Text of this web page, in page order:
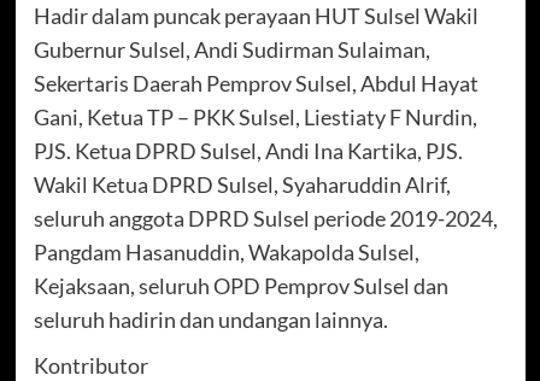
Hadir dalam puncak perayaan HUT Sulsel Wakil
Gubernur Sulsel, Andi Sudirman Sulaiman,
Sekertaris Daerah Pemprov Sulsel, Abdul Hayat
Gani, Ketua TP – PKK Sulsel, Liestiaty F Nurdin,
PJS. Ketua DPRD Sulsel, Andi Ina Kartika, PJS.
Wakil Ketua DPRD Sulsel, Syaharuddin Alrif,
seluruh anggota DPRD Sulsel periode 2019-2024,
Pangdam Hasanuddin, Wakapolda Sulsel,
Kejaksaan, seluruh OPD Pemprov Sulsel dan
seluruh hadirin dan undangan lainnya.
Kontributor